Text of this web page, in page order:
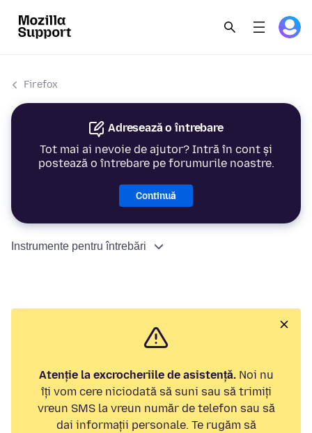
Firefox
Adresează o întrebare
Tot mai ai nevoie de ajutor? Intră în cont și
postează o întrebare pe forumurile noastre.
Continuă
Instrumente pentru întrebări
Atenție la excrocheriile de asistență.Noi nu
îți vom cere niciodată să suni sau să trimiți
vreun SMS la vreun număr de telefon sau să
dai informații personale. Te rugăm să